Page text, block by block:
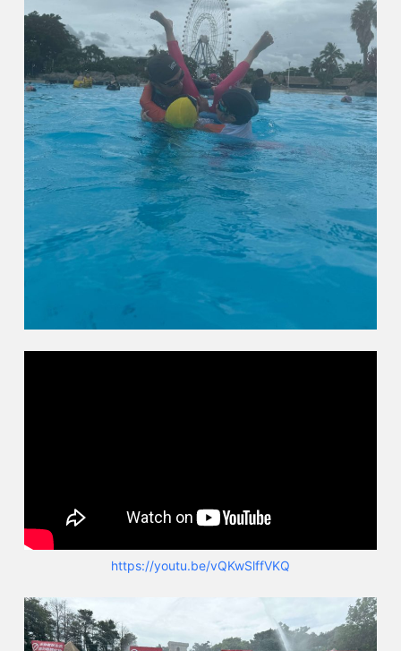
https://youtu.be/vQKwSlffVKQ